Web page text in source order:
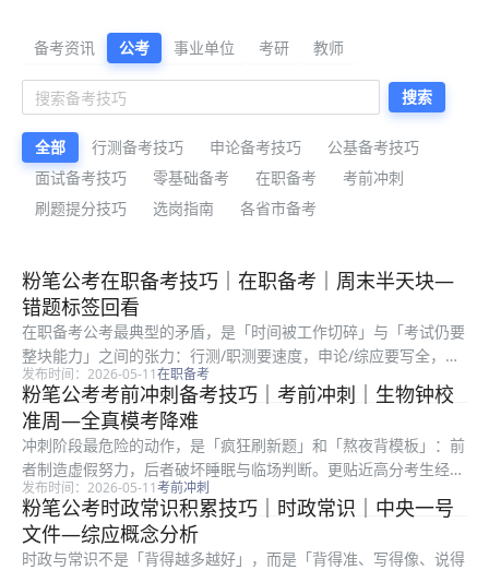
公考备考资料与公告解读
备考资讯 公考 事业单位 考研 教师
搜索
全部 行测备考技巧 申论备考技巧
公基备考技巧
面试备考技巧
零基础备考 在职备考
考前冲刺
刷题提分技巧
选岗指南 各省市备考
最新公考备考资料
粉笔公考在职备考技巧｜在职备考｜周末半天块—
错题标签回看
在职备考公考最典型的矛盾，是「时间被工作切碎」与「考试仍要
整块能力」之间的张力：行测/职测要速度，申论/综应要写全，面
试还要开口成章。很多上班族不是不努力，而是把最难的深度学习
塞进地铁和午休，结果学得浅、忘得快、信心差。把进面目标拆成
每科贡...
发布时间：2026-05-11在职备考
粉笔公考考前冲刺备考技巧｜考前冲刺｜生物钟校
准周—全真模考降难
冲刺阶段最危险的动作，是「疯狂刷新题」和「熬夜背模板」：前
者制造虚假努力，后者破坏睡眠与临场判断。更贴近高分考生经验
的路径，是「减量增效」：把已经会的内容练到不假思索，把仍会
错的题练到不再重复。先把流程写对，再谈堆题量。 粉笔教研常
提醒：冲...
发布时间：2026-05-11考前冲刺
粉笔公考时政常识积累技巧｜时政常识｜中央一号
文件—综应概念分析
时政与常识不是「背得越多越好」，而是「背得准、写得像、说得